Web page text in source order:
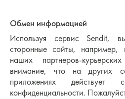
Обмен информацией
Используя сервис Sendit,
сторонные сайты, например,
наших партнеров-
внимание, что на других
приложениях действует
конфиденциальности.